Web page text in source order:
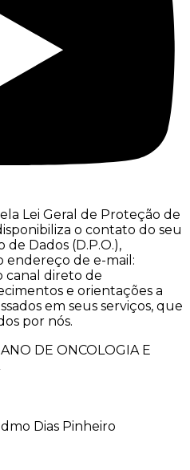
Lei Geral de Proteção de
o contato do seu
Dados (D.P.O.),
endereço de e-mail:
canal direto de
e orientações a
em seus serviços, que
por nós.
DE ONCOLOGIA E
Dias Pinheiro